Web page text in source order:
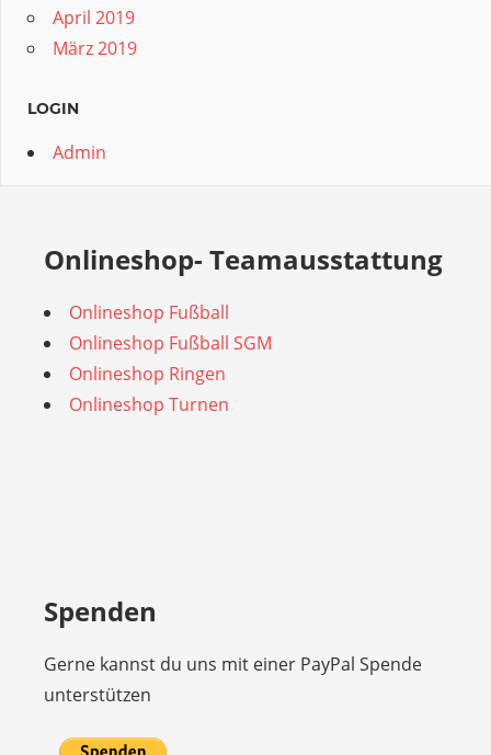
April 2019
März 2019
LOGIN
Admin
Onlineshop- Teamausstattung
Onlineshop Fußball
Onlineshop Fußball SGM
Onlineshop Ringen
Onlineshop Turnen
Spenden
Gerne kannst du uns mit einer PayPal Spende
unterstützen